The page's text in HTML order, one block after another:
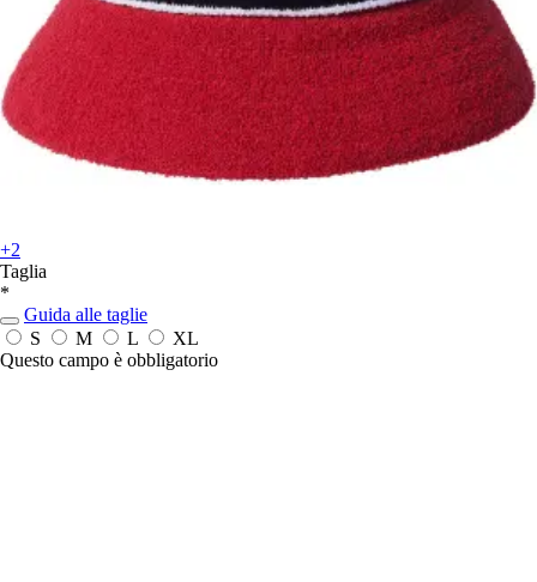
+2
Taglia
*
Guida alle taglie
S
M L
XL
Questo campo è obbligatorio